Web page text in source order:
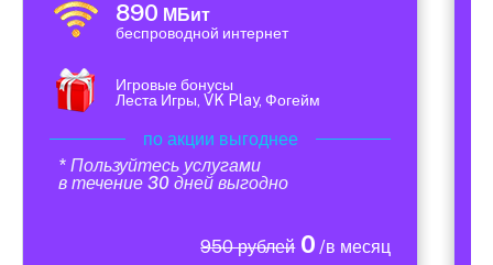
890 МБит
беспроводной интернет
Игровые бонусы
Леста Игры, VK Play, Фогейм
по акции выгоднее
* Пользуйтесь услугами
в течение 30 дней выгодно
950 рублей0 /в месяц